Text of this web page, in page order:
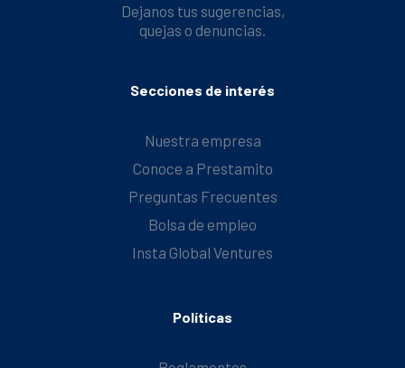
Dejanos tus sugerencias,
quejas o denuncias.
Secciones de interés
Nuestra empresa
Conoce a Prestamito
Preguntas Frecuentes
Bolsa de empleo
Insta Global Ventures
Políticas